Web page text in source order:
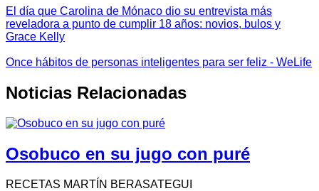
El día que Carolina de Mónaco dio su entrevista más
reveladora a punto de cumplir 18 años: novios, bulos y
Grace Kelly
Once hábitos de personas inteligentes para ser feliz - WeLife
Noticias Relacionadas
Osobuco en su jugo con puré
RECETAS MARTÍN BERASATEGUI